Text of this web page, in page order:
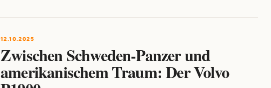
12.10.2025
Zwischen Schweden-Panzer und
amerikanischem Traum: Der Volvo